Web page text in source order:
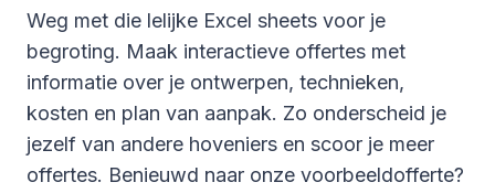
Weg met die lelijke Excel sheets voor je
begroting. Maak interactieve offertes met
informatie over je ontwerpen, technieken,
kosten en plan van aanpak. Zo onderscheid je
jezelf van andere hoveniers en scoor je meer
offertes. Benieuwd naar onze voorbeeldofferte?